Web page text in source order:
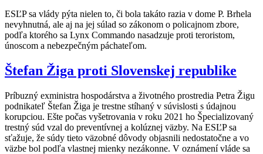
ESĽP sa vlády pýta nielen to, či bola takáto razia v dome P. Brhela
nevyhnutná, ale aj na jej súlad so zákonom o policajnom zbore,
podľa ktorého sa Lynx Commando nasadzuje proti teroristom,
únoscom a nebezpečným páchateľom.
Štefan Žiga proti Slovenskej republike
Príbuzný exministra hospodárstva a životného prostredia Petra Žigu
podnikateľ Štefan Žiga je trestne stíhaný v súvislosti s údajnou
korupciou. Ešte počas vyšetrovania v roku 2021 ho Špecializovaný
trestný súd vzal do preventívnej a kolúznej väzby. Na ESĽP sa
sťažuje, že súdy tieto väzobné dôvody objasnili nedostatočne a vo
väzbe bol podľa vlastnej mienky nezákonne. V oznámení vláde sa